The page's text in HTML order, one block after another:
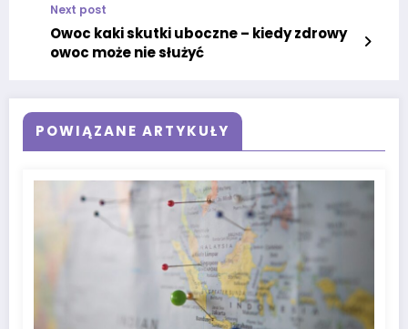
Next post
Owoc kaki skutki uboczne – kiedy zdrowy
owoc może nie służyć
POWIĄZANE ARTYKUŁY